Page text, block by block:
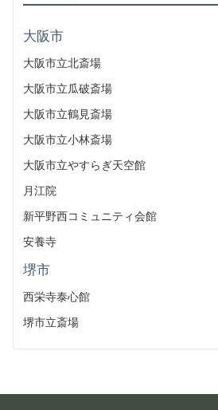
大阪市
大阪市立北斎場
大阪市立瓜破斎場
大阪市立鶴見斎場
大阪市立小林斎場
大阪市立やすらぎ天空館
月江院
新平野西コミュニティ会館
安養寺
堺市
西栄寺泰心館
堺市立斎場